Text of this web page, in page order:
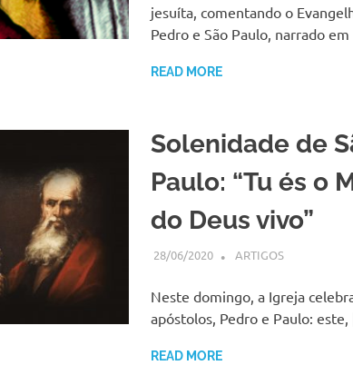
jesuíta, comentando o
Pedro e São Paulo, narrado
READ MORE
Solenidade de
Paulo: “Tu és o
do Deus vivo”
28/06/2020 SSPS BRASIL
ARTIGOS
Neste domingo, a Igreja
apóstolos, Pedro e Paulo: este,
READ MORE